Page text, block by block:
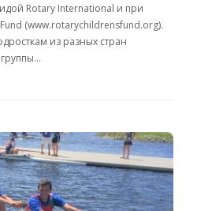
Rotary International и при
(www.rotarychildrensfund.org).
из разных стран